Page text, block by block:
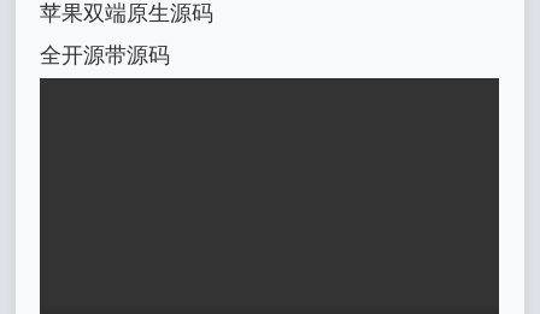
苹果双端原生源码
全开源带源码